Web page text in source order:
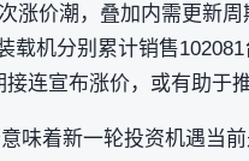
涨价潮，叠加内需更新
载机分别累计销售
连宣布涨价，或有助于
味着新一轮投资机遇当